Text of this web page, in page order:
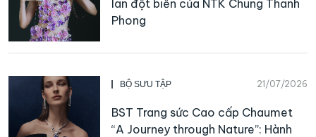
lan đột biến của NTK Chung Thanh
Phong
BỘ SƯU TẬP 21/07/2026
BST Trang sức Cao cấp Chaumet
“A Journey through Nature”: Hành